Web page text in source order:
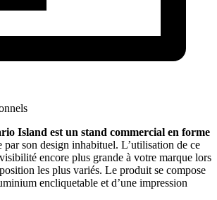
Island est un stand commercial en forme
par son design inhabituel. L’utilisation de ce
encore plus grande à votre marque lors
les plus variés. Le produit se compose
encliquetable et d’une impression